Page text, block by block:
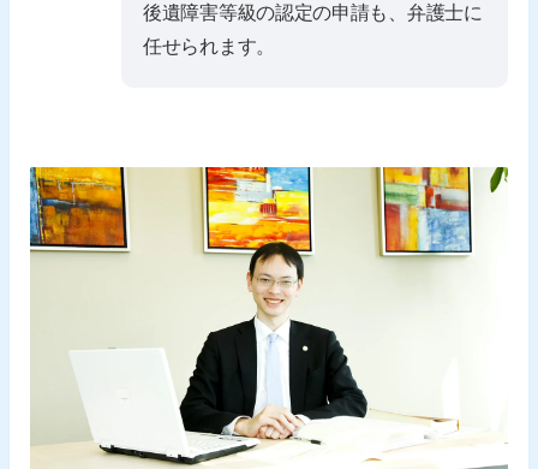
後遺障害等級の認定の申請も、弁護士に
任せられます。